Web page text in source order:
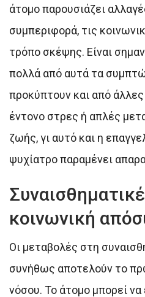
άτομο παρουσιάζει
συμπεριφορά, τις
τρόπο σκέψης. Είναι
πολλά από αυτά τα
προκύπτουν και από
έντονο στρες ή απλές
ζωής, γι αυτό και η
ψυχίατρο παραμένει
κοινωνική
Οι μεταβολές στη
συνήθως αποτελούν το
νόσου. Το άτομο μπορεί